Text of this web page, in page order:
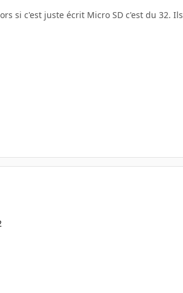
si c'est juste écrit Micro SD c'est du 32.